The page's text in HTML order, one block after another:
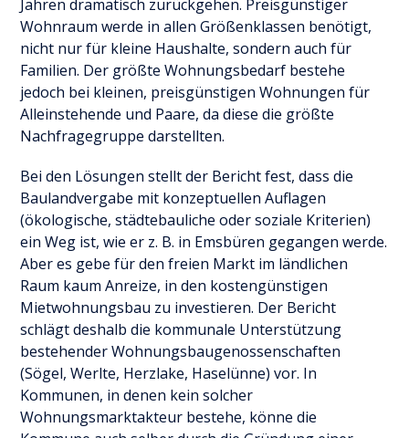
Jahren dramatisch zurückgehen. Preisgünstiger
Wohnraum werde in allen Größenklassen benötigt,
nicht nur für kleine Haushalte, sondern auch für
Familien. Der größte Wohnungsbedarf bestehe
jedoch bei kleinen, preisgünstigen Wohnungen für
Alleinstehende und Paare, da diese die größte
Nachfragegruppe darstellten.
Bei den Lösungen stellt der Bericht fest, dass die
Baulandvergabe mit konzeptuellen Auflagen
(ökologische, städtebauliche oder soziale Kriterien)
ein Weg ist, wie er z. B. in Emsbüren gegangen werde.
Aber es gebe für den freien Markt im ländlichen
Raum kaum Anreize, in den kostengünstigen
Mietwohnungsbau zu investieren. Der Bericht
schlägt deshalb die kommunale Unterstützung
bestehender Wohnungsbaugenossenschaften
(Sögel, Werlte, Herzlake, Haselünne) vor. In
Kommunen, in denen kein solcher
Wohnungsmarktakteur bestehe, könne die